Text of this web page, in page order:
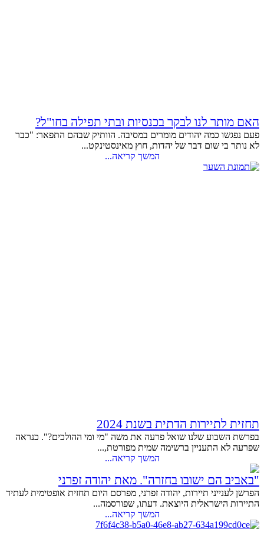
האם מותר לנו לבקר בכנסיות ובתי תפילה בחו"ל?
פעם נפגשו כמה יהודים מומרים במסיבה. הוותיק שבהם התפאר: "כבר
לא נותר בי שום דבר של יהדות, חוץ מאינסטינקט...
המשך קריאה...
תחזית לתיירות הדתית בשנת 2024
בפרשת השבוע שלנו שואל פרעה את משה "מי ומי ההולכים?". כנראה
שפרעה לא התעניין ברשימה שמית מפורטת,...
המשך קריאה...
"באביב הם ישובו בחזרה". מאת יהודה זפרני
הפרשן לענייני תיירות, יהודה זפרני, מפרסם היום תחזית אופטימית לעתיד
התיירות הישראלית היוצאת. דעתו, שפורסמה...
המשך קריאה...